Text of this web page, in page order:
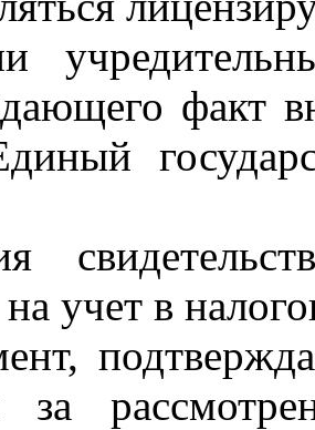
факт
учет в